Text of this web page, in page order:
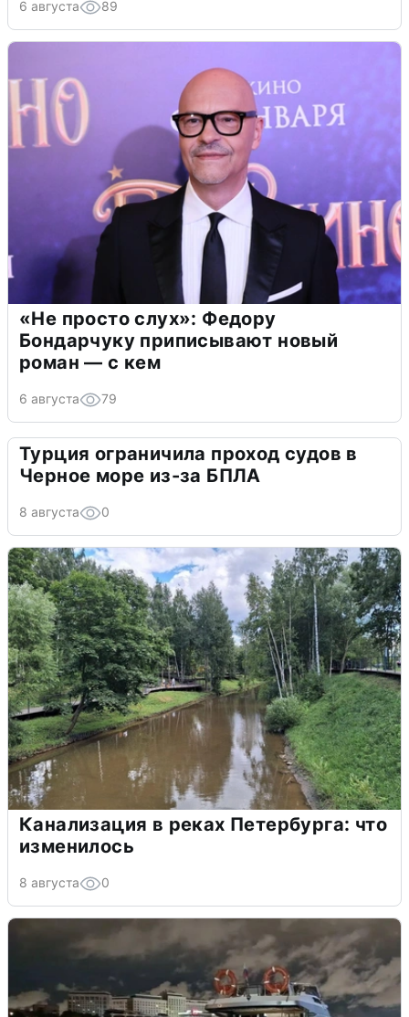
6 августа 89
«Не просто слух»: Федору
Бондарчуку приписывают новый
роман — с кем
6 августа 79
Турция ограничила проход судов в
Черное море из-за БПЛА
8 августа 0
Канализация в реках Петербурга: что
изменилось
8 августа 0